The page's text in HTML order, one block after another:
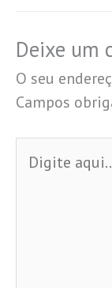
Deixe um
O seu
Campos
aqui...